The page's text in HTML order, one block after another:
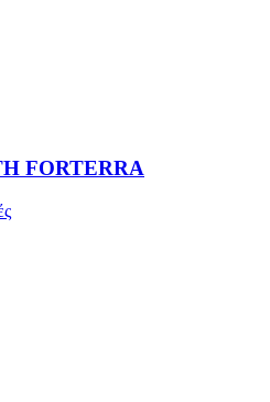
FORTERRA